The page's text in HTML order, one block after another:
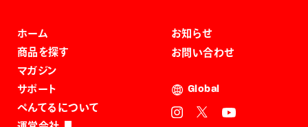
ホーム
商品を探す
マガジン
サポート
ぺんてるについて
お知らせ
お問い合わせ
Global